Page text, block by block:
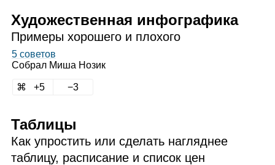
Художественная инфографика
Примеры хорошего и плохого
5 советов
Собрал Миша Нозик
5 3
Таблицы
Как упростить или сделать нагляднее
таблицу, расписание и список цен